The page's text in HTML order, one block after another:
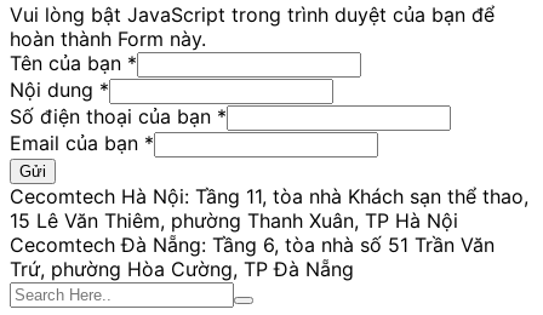
Vui lòng bật JavaScript trong trình duyệt của bạn để
hoàn thành Form này.
Tên của bạn *
Nội dung *
Số điện thoại của bạn *
bạn
của
dung
Email của bạn *
Gửi
Cecomtech Hà Nội: Tầng 11, tòa nhà Khách sạn thể thao,
15 Lê Văn Thiêm, phường Thanh Xuân, TP Hà Nội
Cecomtech Đà Nẵng: Tầng 6, tòa nhà số 51 Trần Văn
Trứ, phường Hòa Cường, TP Đà Nẵng